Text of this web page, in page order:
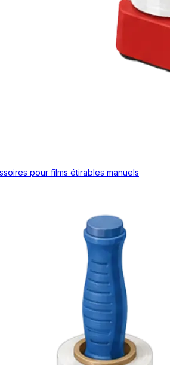
pour films étirables manuels